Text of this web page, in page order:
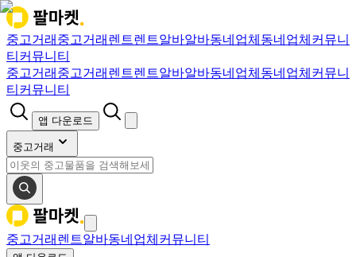
중고거래 중고거래 렌트렌트알바알바동네업체 동네업체 커뮤니
티 커뮤니티
중고거래 중고거래 렌트렌트알바알바동네업체 동네업체 커뮤니
티 커뮤니티
앱 다운로드
중고거래
중고거래 렌트알바동네업체 커뮤니티